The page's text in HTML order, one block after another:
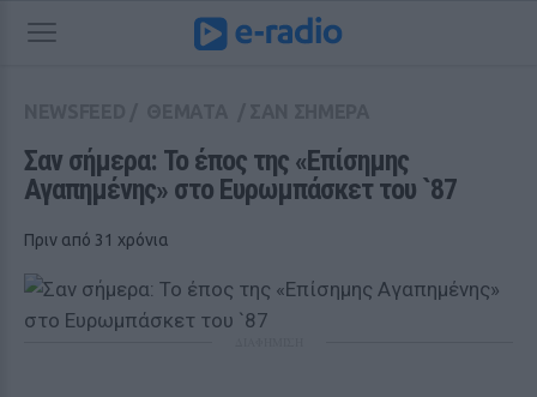
Σαν σήμερα: Το έπος της «Επίσημης
Αγαπημένης» στο Ευρωμπάσκετ του `87
Πριν από 31 χρόνια